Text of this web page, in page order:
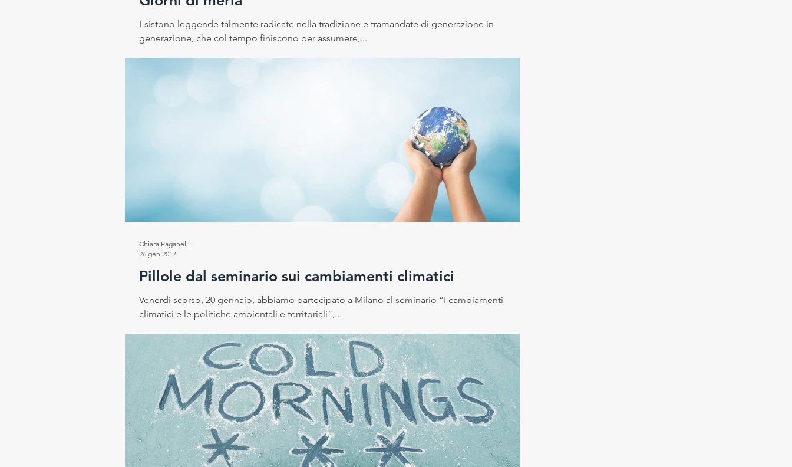
Esistono leggende talmente radicate nella tradizione e tramandate di generazione in
generazione, che col tempo finiscono per assumere,...
Pillole dal seminario sui cambiamenti climatici
Venerdì scorso, 20 gennaio, abbiamo partecipato a Milano al seminario “I cambiamenti
climatici e le politiche ambientali e territoriali”,...
Chiara Paganelli
26 gen 2017